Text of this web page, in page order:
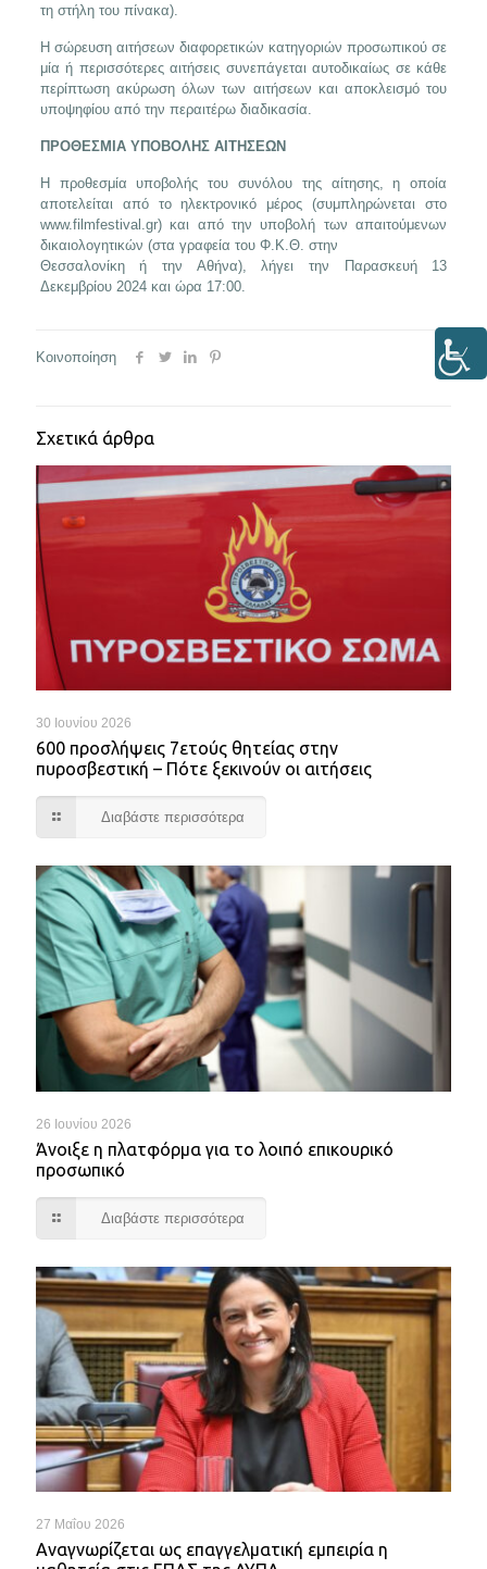
τη στήλη του πίνακα).
Η σώρευση αιτήσεων διαφορετικών κατηγοριών προσωπικού σε
μία ή περισσότερες αιτήσεις συνεπάγεται αυτοδικαίως σε κάθε
περίπτωση ακύρωση όλων των αιτήσεων και αποκλεισμό του
υποψηφίου από την περαιτέρω διαδικασία.
ΠΡΟΘΕΣΜΙΑ ΥΠΟΒΟΛΗΣ ΑΙΤΗΣΕΩΝ
Η προθεσμία υποβολής του συνόλου της αίτησης, η οποία
αποτελείται από το ηλεκτρονικό μέρος (συμπληρώνεται στο
www.filmfestival.gr) και από την υποβολή των απαιτούμενων
δικαιολογητικών (στα γραφεία του Φ.Κ.Θ. στην
Θεσσαλονίκη ή την Αθήνα), λήγει την Παρασκευή 13
Δεκεμβρίου 2024 και ώρα 17:00.
Κοινοποίηση
Σχετικά άρθρα
30 Ιουνίου 2026
600 προσλήψεις 7ετούς θητείας στην
πυροσβεστική – Πότε ξεκινούν οι αιτήσεις
Διαβάστε περισσότερα
26 Ιουνίου 2026
Άνοιξε η πλατφόρμα για το λοιπό επικουρικό
προσωπικό
Διαβάστε περισσότερα
27 Μαΐου 2026
Αναγνωρίζεται ως επαγγελματική εμπειρία η